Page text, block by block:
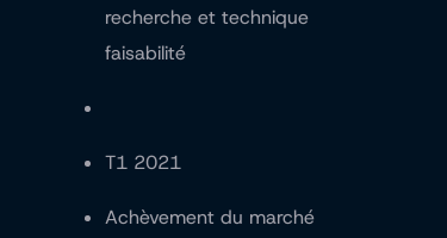
recherche et technique
faisabilité
T1 2021
Achèvement du marché